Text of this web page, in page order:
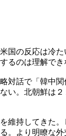
国の反応は冷
るのは理解でき
話で「韓中
。北朝鮮は
持してきた
。より明瞭な外